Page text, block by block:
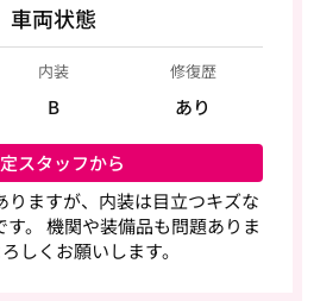
車両状態
内装
B
修復歴
あり
スタッフから
りますが、内装は目立つキズな
す。 機関や装備品も問題ありま
しくお願いします。